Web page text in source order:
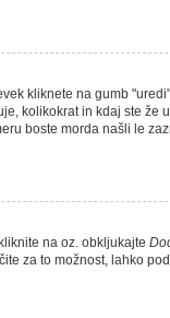
kliknete na gumb
kolikokrat in kdaj ste že
boste morda našli le
na oz. obkljukajte
za to možnost, lahko